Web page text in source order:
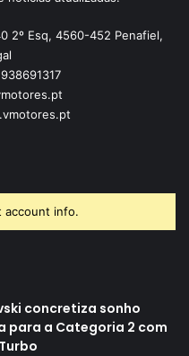
2º Esq, 4560-452 Penafiel,
account info.
concretiza sonho
para a Categoria 2 com